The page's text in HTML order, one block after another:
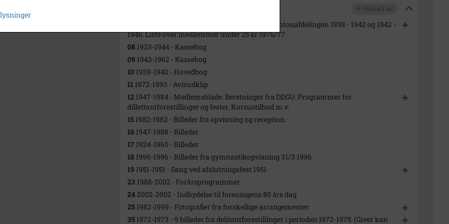
Fold alt ud
1922-1977 - Medlemsbog 1922 - 1935. Badmintonafdelingen 1938 - 1942 og 1942 -
1946. Liste over medlemmer under 25 år 1976/77.
08 1923-1944 - Kassebog
09 1943-1962 - Kassebog
10 1939-1940 - Hovedbog
11 1972-1993 - Avisudklip
12 1947-1984 - Medlemsblade. Beretninger fra DDGU. Programmer for
dillettantforestillinger og fester. Kursustilbud m.v.
15 1982-1982 - Billeder fra opvisning og reception
16 1947-1988 - Billeder
17 1924-1960 - Billeder
18 1996-1996 - Billeder fra gymnastikopvisning 31/3 1996
19 1951-1951 - Sang ved afslutningsfest 1951
23 1988-2002 - Forårsprogrammer
242002-2002 - Indbydelse til foreningens 80 års dag
25 1982-1999 - Fotografier fra forskellige arrangementer
35 1972-1973 - 9 billeder fra delitantforestillinger i perioden 1972-1975. (Giver kan